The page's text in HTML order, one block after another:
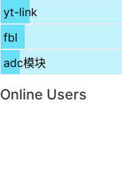
yt-link
fbl
adc模块
Online Users